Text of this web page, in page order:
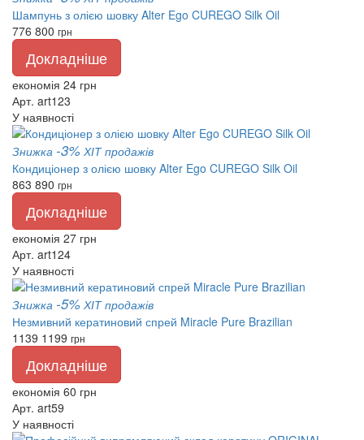
Шампунь з олією шовку Alter Ego CUREGO Silk Oil
776 800 грн
Докладніше
економія 24 грн
Арт. art123
У наявності
Знижка -3% ХІТ продажів
Кондиціонер з олією шовку Alter Ego CUREGO Silk Oil
863 890 грн
Докладніше
економія 27 грн
Арт. art124
У наявності
Знижка -5% ХІТ продажів
Незмивний кератиновий спрей Miracle Pure Brazilian
1139 1199 грн
Докладніше
економія 60 грн
Арт. art59
У наявності